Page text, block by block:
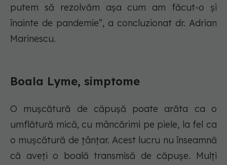
putem să rezolvăm așa cum am făcut-o și
înainte de pandemie”, a concluzionat dr. Adrian
Marinescu.
Boala Lyme, simptome
O mușcătură de căpușă poate arăta ca o
umflătură mică, cu mâncărimi pe piele, la fel ca
o mușcătură de țânțar. Acest lucru nu înseamnă
că aveți o boală transmisă de căpușe. Mulți